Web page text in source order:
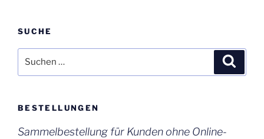
SUCHE
nach:
BESTELLUNGEN
Sammelbestellung für Kunden ohne Online-